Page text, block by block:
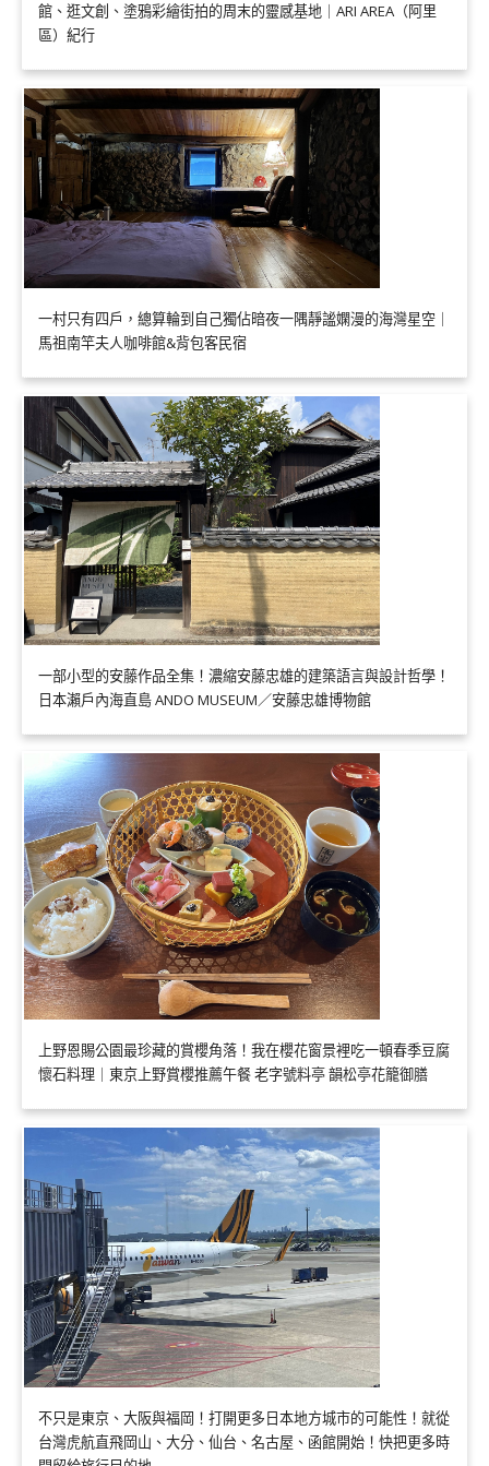
館、逛文創、塗鴉彩繪街拍的周末的靈感基地｜ARI AREA（阿里
區）紀行
一村只有四戶，總算輪到自己獨佔暗夜一隅靜謐嫻漫的海灣星空｜
馬祖南竿夫人咖啡館&背包客民宿
一部小型的安藤作品全集！濃縮安藤忠雄的建築語言與設計哲學！
日本瀨戶內海直島 ANDO MUSEUM／安藤忠雄博物館
上野恩賜公園最珍藏的賞櫻角落！我在櫻花窗景裡吃一頓春季豆腐
懷石料理｜東京上野賞櫻推薦午餐 老字號料亭 韻松亭花籠御膳
不只是東京、大阪與福岡！打開更多日本地方城市的可能性！就從
台灣虎航直飛岡山、大分、仙台、名古屋、函館開始！快把更多時